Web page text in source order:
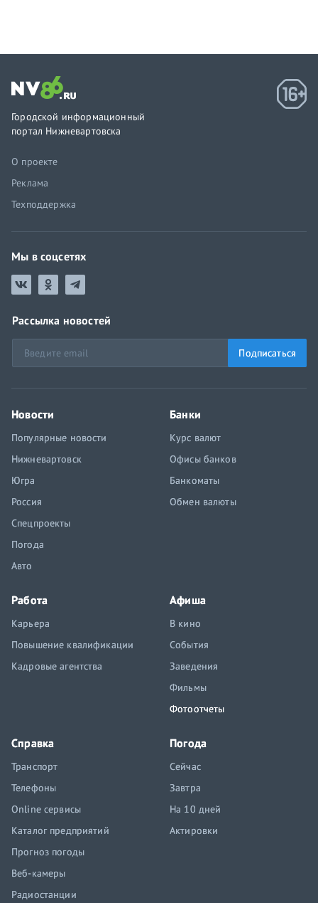
Городской информационный
портал Нижневартовска
О проекте
Реклама
Техподдержка
Мы в соцсетях
Рассылка новостей
Подписаться
Новости
Популярные новости
Нижневартовск
Югра
Россия
Спецпроекты
Погода
Авто
Банки
Курс валют
Офисы банков
Банкоматы
Обмен валюты
Работа
Карьера
Повышение квалификации
Кадровые агентства
Афиша
В кино
События
Заведения
Фильмы
Фотоотчеты
Справка
Транспорт
Телефоны
Online сервисы
Каталог предприятий
Прогноз погоды
Веб-камеры
Радиостанции
Погода
Сейчас
Завтра
На 10 дней
Актировки